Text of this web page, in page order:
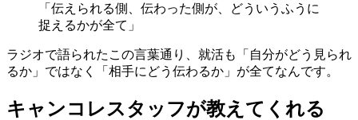
「伝えられる側、伝わった側が、どういうふうに
捉えるかが全て」
ラジオで語られたこの言葉通り、就活も「自分がどう見られ
るか」ではなく「相手にどう伝わるか」が全てなんです。
キャンコレスタッフが教えてくれる